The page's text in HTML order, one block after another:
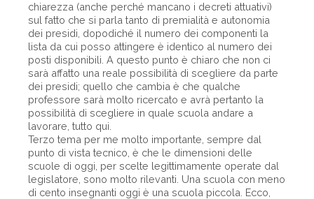
chiarezza (anche perché mancano i decreti attuativi)
sul fatto che si parla tanto di premialità e autonomia
dei presidi, dopodiché il numero dei componenti la
lista da cui posso attingere è identico al numero dei
posti disponibili. A questo punto è chiaro che non ci
sarà affatto una reale possibilità di scegliere da parte
dei presidi; quello che cambia è che qualche
professore sarà molto ricercato e avrà pertanto la
possibilità di scegliere in quale scuola andare a
lavorare, tutto qui.
Terzo tema per me molto importante, sempre dal
punto di vista tecnico, è che le dimensioni delle
scuole di oggi, per scelte legittimamente operate dal
legislatore, sono molto rilevanti. Una scuola con meno
di cento insegnanti oggi è una scuola piccola. Ecco,